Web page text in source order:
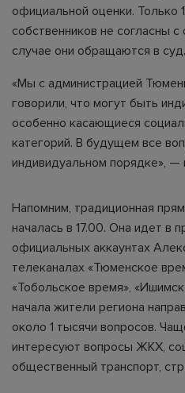
официальной оценки. Только
собственников не согласны
случае они обращаются в суд.
«Мы с администрацией
говорили, что могут быть
особенно касающиеся
категорий. В будущем все
индивидуальном порядке», —
Напомним, традиционная
началась в 17.00. Она идет в
официальных аккаунтах
телеканалах «Тюменское
«Тобольское время»,
начала жители региона
около 1 тысячи вопросов.
интересуют вопросы ЖКХ,
общественный транспорт,